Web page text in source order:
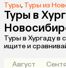
Туры, Туры из
Туры в
Туры в Хургаду в
ищите и
Август